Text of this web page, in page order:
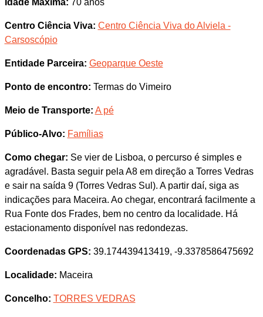
Idade Máxima: 70 anos
Centro Ciência Viva: Centro Ciência Viva do Alviela -
Carsoscópio
Entidade Parceira: Geoparque Oeste
Ponto de encontro: Termas do Vimeiro
Meio de Transporte: A pé
Público-Alvo: Famílias
Como chegar: Se vier de Lisboa, o percurso é simples e
agradável. Basta seguir pela A8 em direção a Torres Vedras
e sair na saída 9 (Torres Vedras Sul). A partir daí, siga as
indicações para Maceira. Ao chegar, encontrará facilmente a
Rua Fonte dos Frades, bem no centro da localidade. Há
estacionamento disponível nas redondezas.
Coordenadas GPS: 39.174439413419, -9.3378586475692
Localidade: Maceira
Concelho: TORRES VEDRAS